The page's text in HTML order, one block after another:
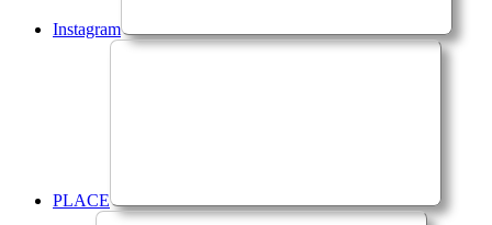
Instagram
PLACE